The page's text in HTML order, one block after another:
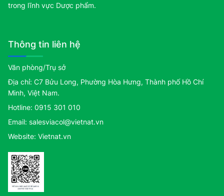
trong lĩnh vực Dược phẩm.
Thông tin liên hệ
Văn phòng/Trụ sở
Địa chỉ: C7 Bửu Long, Phường Hòa Hưng, Thành phố Hồ Chí
Minh, Việt Nam.
Hotline: 0915 301 010
Email: salesviacol@vietnat.vn
Website: Vietnat.vn